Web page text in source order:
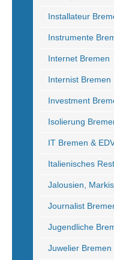
Installateur
Instrumente
Internet Bremen
Internist Bremen
Investment
Isolierung
IT Bremen &
Italienisches
Jalousien,
Journalist
Jugendliche
Juwelier Bremen